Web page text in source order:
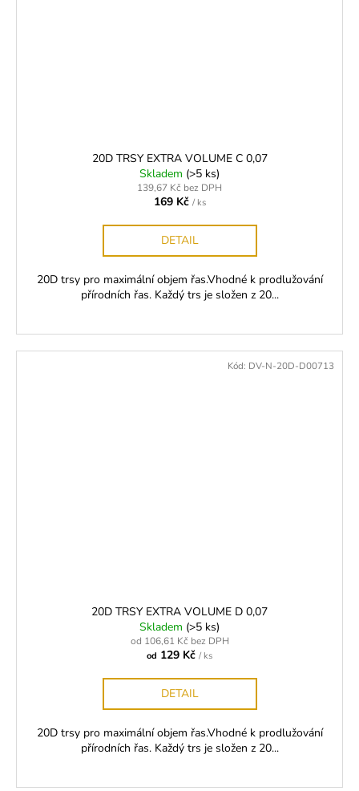
20D TRSY EXTRA VOLUME C 0,07
Skladem (>5 ks)
139,67 Kč bez DPH
169 Kč / ks
DETAIL
20D trsy pro maximální objem řas.Vhodné k prodlužování
přírodních řas. Každý trs je složen z 20...
20D TRSY EXTRA VOLUME D 0,07
Skladem (>5 ks)
od 106,61 Kč bez DPH
od 129 Kč / ks
DETAIL
20D trsy pro maximální objem řas.Vhodné k prodlužování
přírodních řas. Každý trs je složen z 20...
Kód: DV-N-20D-D00713